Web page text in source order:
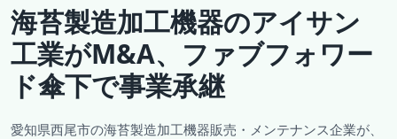
海苔製造加工機器のアイサン
工業がM&A、ファブフォワー
ド傘下で事業承継
愛知県西尾市の海苔製造加工機器販売・メンテナンス企業が、